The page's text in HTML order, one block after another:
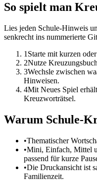
So spielt man
Lies jeden Schule-Hinweis
senkrecht ins nummerierte
1 Starte mit kurzen
2Nutze
3Wechsle zwischen
Hinweisen.
4Mit Neues Spiel
Kreuzworträtsel.
Warum Schule-
•Thematischer
•Mini, Einfach, Mittel
passend für kurze
•Die Druckansicht ist
Familienzeit.